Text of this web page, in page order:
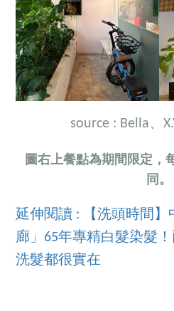
source : Bella、
圖右上餐點為期間限定，
同。
延伸閱讀 : 【洗頭時間
廊」65年專精白髮染髮
洗髮都很實在